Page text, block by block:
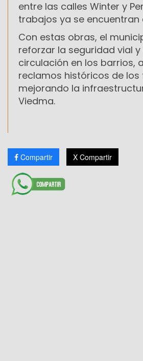
entre las calles Winter y
trabajos ya se encuentran
Con estas obras, el
reforzar la seguridad vial
circulación en los barrios,
reclamos históricos de
mejorando la
Viedma.
Compartir X Compartir